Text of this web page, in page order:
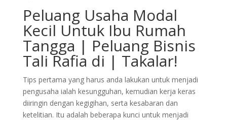
Peluang Usaha Modal
Kecil Untuk Ibu Rumah
Tangga | Peluang Bisnis
Tali Rafia di | Takalar!
Tips pertama yang harus anda lakukan untuk menjadi
pengusaha ialah kesungguhan, kemudian kerja keras
diiringin dengan kegigihan, serta kesabaran dan
ketelitian. Itu adalah beberapa kunci untuk menjadi